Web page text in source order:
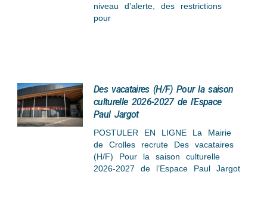
niveau d’alerte, des restrictions
pour
Des vacataires (H/F) Pour la saison
culturelle 2026-2027 de l’Espace
Paul Jargot
POSTULER EN LIGNE La Mairie
de Crolles recrute Des vacataires
(H/F) Pour la saison culturelle
2026-2027 de l’Espace Paul Jargot